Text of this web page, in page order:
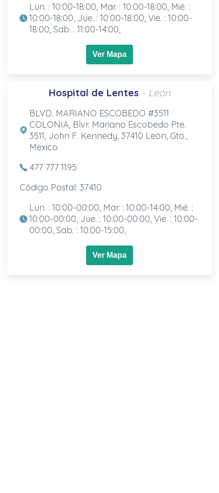
Lun. : 10:00-18:00, Mar. : 10:00-18:00, Mié. :
10:00-18:00, Jue. : 10:00-18:00, Vie. : 10:00-
18:00, Sab. : 11:00-14:00,
Ver Mapa
Hospital de Lentes - León
BLVD. MARIANO ESCOBEDO #3511
COLONIA, Blvr. Mariano Escobedo Pte.
3511, John F. Kennedy, 37410 León, Gto.,
Mexico
477 777 1195
Código Postal: 37410
Lun. : 10:00-00:00, Mar. : 10:00-14:00, Mié. :
10:00-00:00, Jue. : 10:00-00:00, Vie. : 10:00-
00:00, Sab. : 10:00-15:00,
Ver Mapa